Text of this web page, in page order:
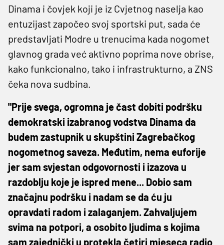
Dinama i čovjek koji je iz Cvjetnog naselja kao
entuzijast započeo svoj sportski put, sada će
predstavljati Modre u trenucima kada nogomet
glavnog grada već aktivno poprima nove obrise,
kako funkcionalno, tako i infrastrukturno, a ZNS
čeka nova sudbina.
"Prije svega, ogromna je čast dobiti podršku
demokratski izabranog vodstva Dinama da
budem zastupnik u skupštini Zagrebačkog
nogometnog saveza. Međutim, nema euforije
jer sam svjestan odgovornosti i izazova u
razdoblju koje je ispred mene... Dobio sam
značajnu podršku i nadam se da ću ju
opravdati radom i zalaganjem. Zahvaljujem
svima na potpori, a osobito ljudima s kojima
sam zajednički u protekla četiri mjeseca radio